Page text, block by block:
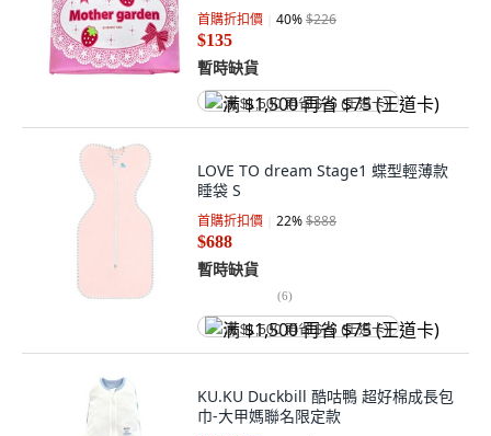
首購折扣價 40%$226
$135
暫時缺貨
满 $1,500 再省 $75 (王道卡)
LOVE TO dream Stage1 蝶型輕薄款
睡袋 S
首購折扣價 22%$888
$688
暫時缺貨
(6)
满 $1,500 再省 $75 (王道卡)
KU.KU Duckbill 酷咕鴨 超好棉成長包
巾-大甲媽聯名限定款